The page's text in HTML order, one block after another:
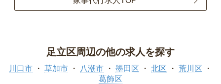
足立区周辺の他の求人を探す
川口市 草加市 八潮市 墨田区 北区
荒川区
葛飾区